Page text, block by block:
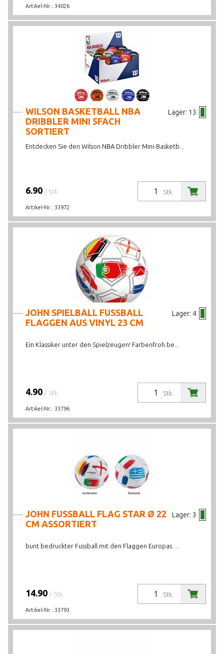
Artikel-Nr.: 34026
Lager: 13
WILSON BASKETBALL NBA
DRIBBLER MINI 5FACH
SORTIERT
Entdecken Sie den Wilson NBA Dribbler Mini-Basketb...
Stk.
6.90 / Stk.
Artikel-Nr.: 33972
Lager: 4
JOHN SPIELBALL FUSSBALL
FLAGGEN AUS VINYL 23 CM
Ein Klassiker unter den Spielzeugen! Farbenfroh be...
Stk.
4.90 / Stk.
Artikel-Nr.: 33796
Lager: 3
JOHN FUSSBALL FLAG STAR Ø 22
CM ASSORTIERT
bunt bedruckter Fussball mit den Flaggen Europas. ...
Stk.
14.90 / Stk.
Artikel-Nr.: 33793